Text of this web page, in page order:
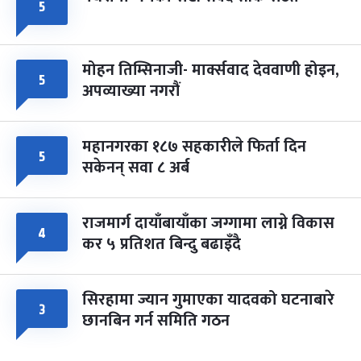
५
५ मोहन तिम्सिनाजी- मार्क्सवाद देववाणी होइन,
अपव्याख्या नगरौं
५ महानगरका १८७ सहकारीले फिर्ता दिन
सकेनन् सवा ८ अर्ब
४ राजमार्ग दायाँबायाँका जग्गामा लाग्ने विकास
कर ५ प्रतिशत बिन्दु बढाइँदै
३ सिरहामा ज्यान गुमाएका यादवको घटनाबारे
छानबिन गर्न समिति गठन